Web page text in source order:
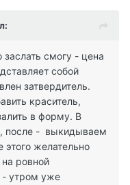
заслать смогу - цена
собой
затвердитель.
краситель,
в форму. В
после - выкидываем
желательно
ровной
- утром уже